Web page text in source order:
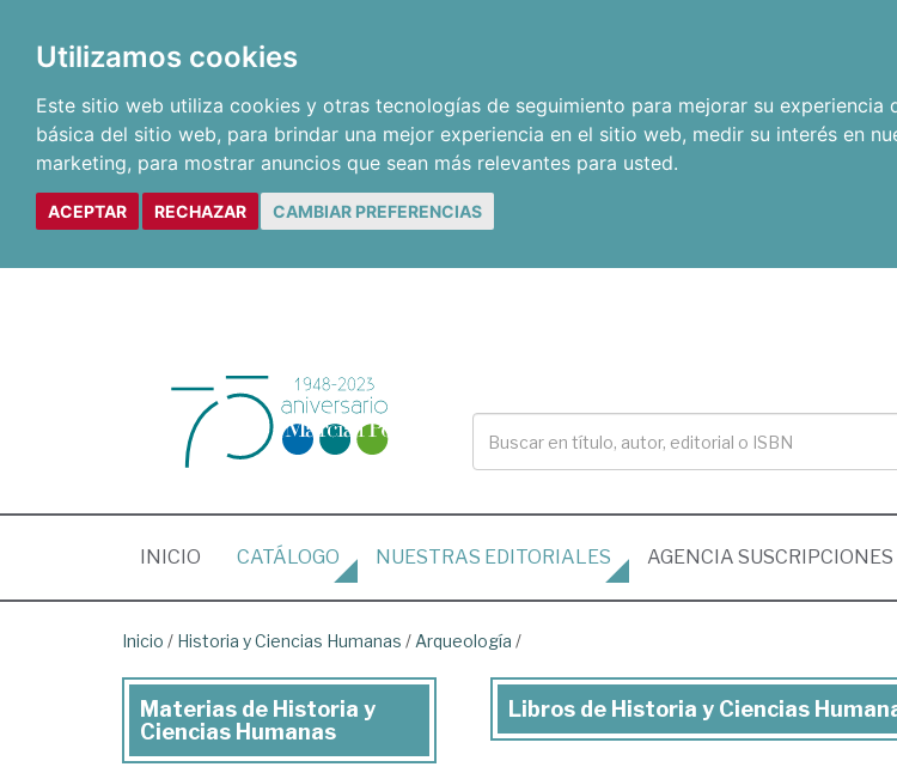
Utilizamos cookies
Este sitio web utiliza cookies y otras tecnologías de seguimiento para mejorar su experiencia
básica del sitio web, para brindar una mejor experiencia en el sitio web, medir su interés en
marketing, para mostrar anuncios que sean más relevantes para usted.
ACEPTAR RECHAZAR CAMBIAR PREFERENCIAS
INICIO (CURRENT)
CATÁLOGO NUESTRAS EDITORIALES AGENCIA SUSCRIPCIONES
Inicio / Historia y Ciencias Humanas / Arqueología /
Libros
Libros de Historia y Ciencias
Materias de Historia y
Ciencias Humanas